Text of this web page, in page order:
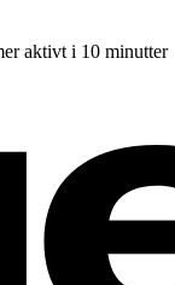
aktivt i 10 minutter